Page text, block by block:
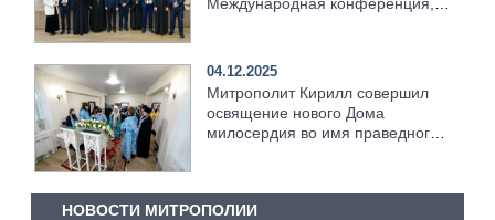
академии
04.12.2025
Митрополит Кирилл совершил
освящение нового Дома
милосердия во имя праведного
НОВОСТИ МИТРОПОЛИИ